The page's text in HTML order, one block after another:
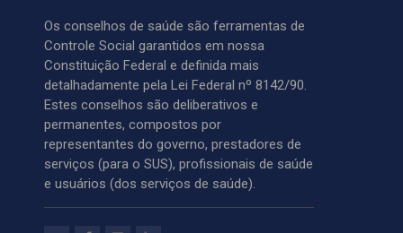
Os conselhos de saúde são ferramentas de
Controle Social garantidos em nossa
Constituição Federal e definida mais
detalhadamente pela Lei Federal nº 8142/90.
Estes conselhos são deliberativos e
permanentes, compostos por
representantes do governo, prestadores de
serviços (para o SUS), profissionais de saúde
e usuários (dos serviços de saúde).